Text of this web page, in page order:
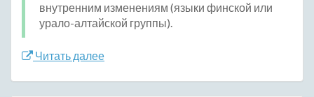
внутренним изменениям (языки финской или
урало-алтайской группы).
Читать далее